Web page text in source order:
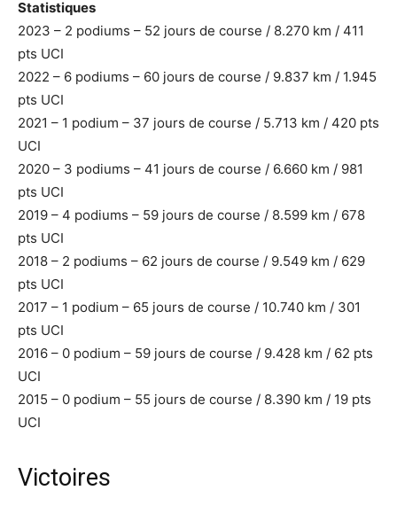
Statistiques
2023 – 2 podiums – 52 jours de course / 8.270 km / 411
pts UCI
2022 – 6 podiums – 60 jours de course / 9.837 km / 1.945
pts UCI
2021 – 1 podium – 37 jours de course / 5.713 km / 420 pts
UCI
2020 – 3 podiums – 41 jours de course / 6.660 km / 981
pts UCI
2019 – 4 podiums – 59 jours de course / 8.599 km / 678
pts UCI
2018 – 2 podiums – 62 jours de course / 9.549 km / 629
pts UCI
2017 – 1 podium – 65 jours de course / 10.740 km / 301
pts UCI
2016 – 0 podium – 59 jours de course / 9.428 km / 62 pts
UCI
2015 – 0 podium – 55 jours de course / 8.390 km / 19 pts
UCI
Victoires